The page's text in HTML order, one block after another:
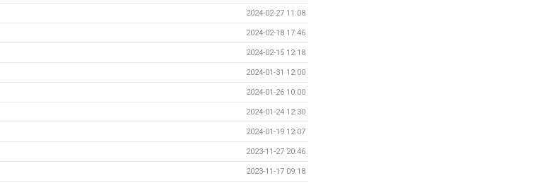
2024-02-27 11:08
2024-02-18 17:46
2024-02-15 12:18
2024-01-31 12:00
2024-01-26 10:00
2024-01-24 12:30
2024-01-19 12:07
2023-11-27 20:46
2023-11-17 09:18